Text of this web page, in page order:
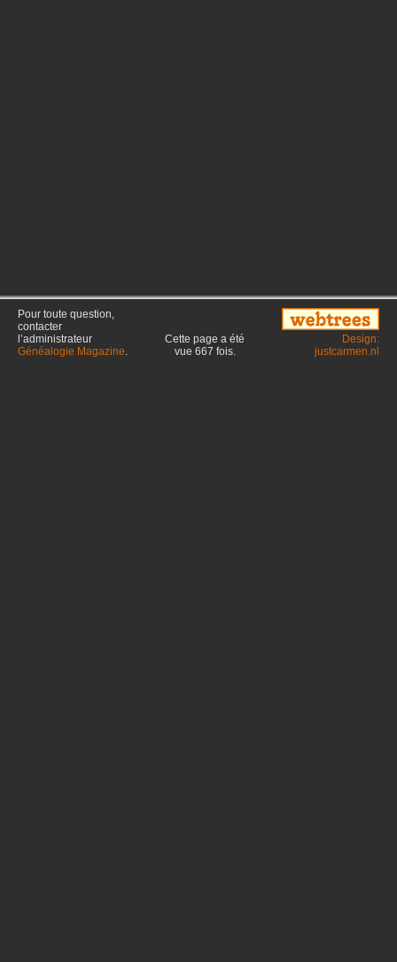
Pour toute question,
contacter
l’administrateur
Généalogie Magazine.
Cette page a été
vue 667 fois.
Design:
justcarmen.nl